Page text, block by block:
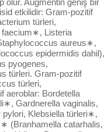
olur. Augmentin geniş bir
etkilidir: Gram-pozitif
türleri,
Listeria
aureus∗,
epidermidis dahil),
pyogenes,
türleri. Gram-pozitif
türleri,
aeroblar: Bordetella
Gardnerella vaginalis,
Klebsiella türleri∗,
(Branhamella catarhalis,